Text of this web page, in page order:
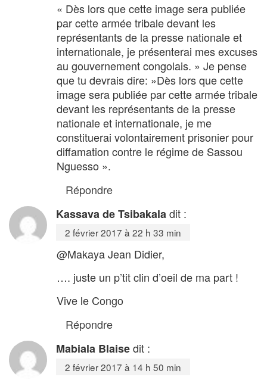
« Dès lors que cette image sera publiée
par cette armée tribale devant les
représentants de la presse nationale et
internationale, je présenterai mes excuses
au gouvernement congolais. » Je pense
que tu devrais dire: »Dès lors que cette
image sera publiée par cette armée tribale
devant les représentants de la presse
nationale et internationale, je me
constituerai volontairement prisonier pour
diffamation contre le régime de Sassou
Nguesso ».
Répondre
Kassava de Tsibakaladit :
2 février 2017 à 22 h 33 min
@Makaya Jean Didier,
…. juste un p’tit clin d’oeil de ma part !
Vive le Congo
Répondre
Mabiala Blaisedit :
2 février 2017 à 14 h 50 min